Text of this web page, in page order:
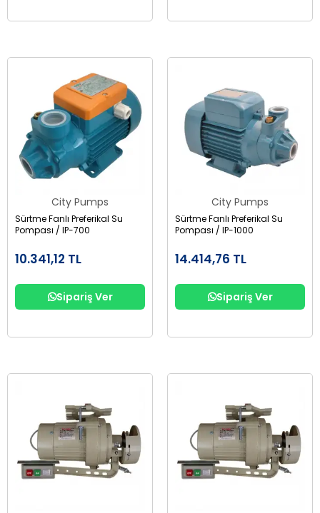
City Pumps
Sürtme Fanlı Preferikal Su
Pompası / IP-700
10.341,12 TL
Sipariş Ver
City Pumps
Sürtme Fanlı Preferikal Su
Pompası / IP-1000
14.414,76 TL
Sipariş Ver